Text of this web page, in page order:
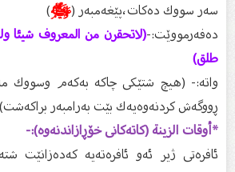
سەر سووك دەكات،پێغەمبەر (ﷺ)
دەفەرمووێت:-(لاتحقرن من المعروف شيئا
طلق)
واتە:- (هیچ شتێكى چاكە بەكەم وسووك
ڕووگەش كردنەوەیەك بێت بەرامبەر براكەشت).
*أوقات الزينة (كاتەكانى خۆڕازاندنەوە):-
ئافرەتى ژیر ئەو ئافرەتەیە كەدەزانێت